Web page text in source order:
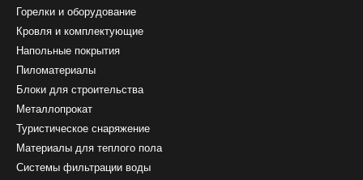
Горелки и оборудование
Кровля и комплектующие
Напольные покрытия
Пиломатериалы
Блоки для строительства
Металлопрокат
Туристическое снаряжение
Материалы для теплого пола
Системы фильтрации воды